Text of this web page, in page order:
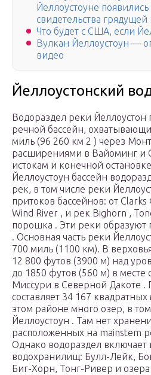
Йеллоустоуне
свидетельства
Что будет с США, если
Вулкан Йеллоустоун —
видео
Йеллоустонский
Водораздел реки Йеллоустон
речной бассейн,
миль (96 260 км 2 ) через
расширениями в Вайоминг и
истокам и конечной
Йеллоустоун бассейн
рек, в том числе реки
притоков бассейнов: от
Wind River , и рек Bighorn ,
порошка . Эти реки образуют
. Основная часть реки
700 миль (1100 км). В
12 800 футов (3900 м) над
до 1850 футов (560 м) в месте
Миссури в Северной Дакоте .
составляет 34 167
этом районе много озер, в
Йеллоустоун . Там нет
расположенных на mainstem
Однако водораздел включает
водохранилищ: Булл-Лейк,
Биг-Хорн, Тонг-Ривер и